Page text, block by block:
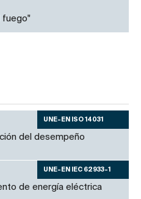
fuego"
UNE-EN ISO 14031
del desempeño
UNE-EN IEC 62933-1
de energía eléctrica